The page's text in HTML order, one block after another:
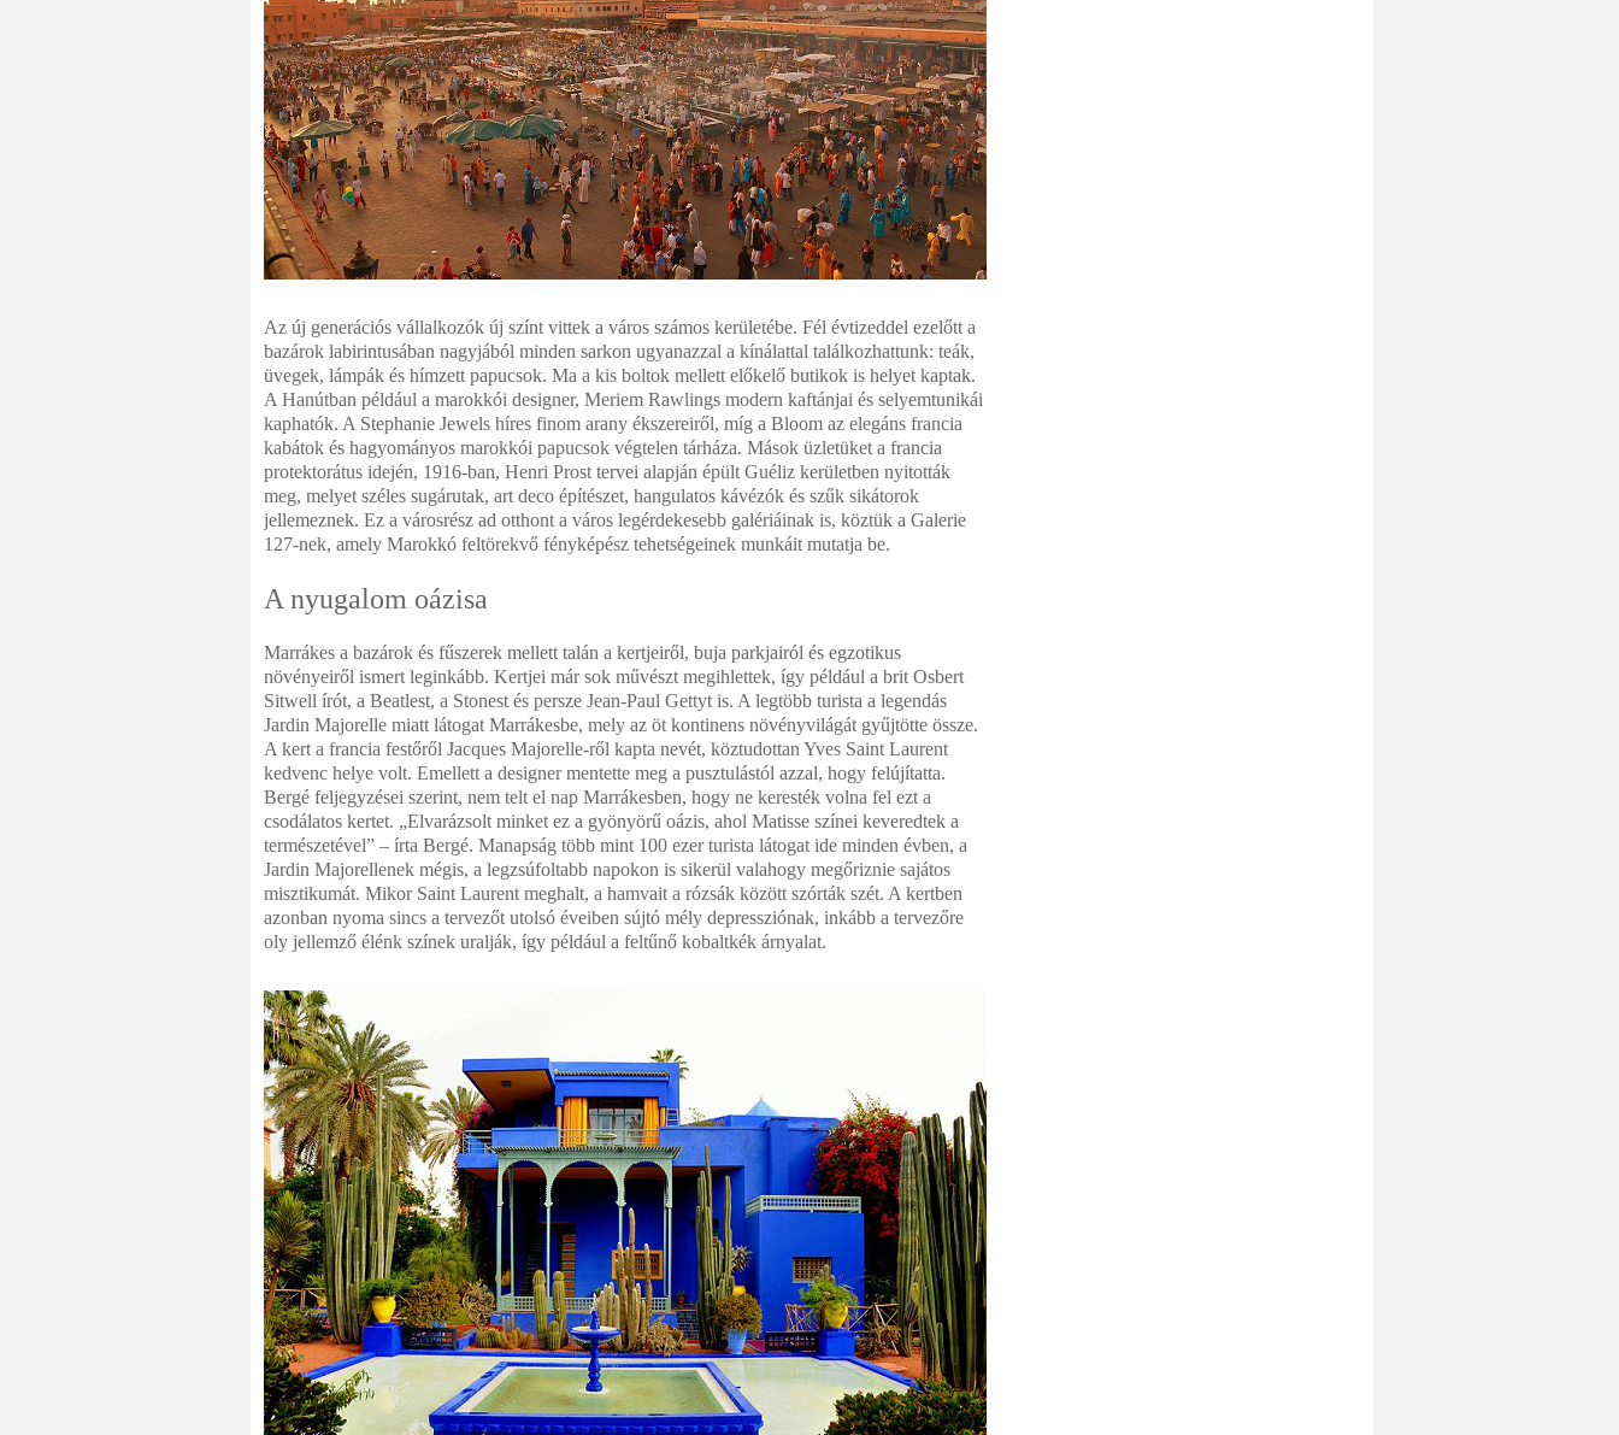
Az új generációs vállalkozók új színt vittek a város számos kerületébe. Fél évtizeddel ezelőtt a
bazárok labirintusában nagyjából minden sarkon ugyanazzal a kínálattal találkozhattunk: teák,
üvegek, lámpák és hímzett papucsok. Ma a kis boltok mellett előkelő butikok is helyet kaptak.
A Hanútban például a marokkói designer, Meriem Rawlings modern kaftánjai és selyemtunikái
kaphatók. A Stephanie Jewels híres finom arany ékszereiről, míg a Bloom az elegáns francia
kabátok és hagyományos marokkói papucsok végtelen tárháza. Mások üzletüket a francia
protektorátus idején, 1916-ban, Henri Prost tervei alapján épült Guéliz kerületben nyitották
meg, melyet széles sugárutak, art deco építészet, hangulatos kávézók és szűk sikátorok
jellemeznek. Ez a városrész ad otthont a város legérdekesebb galériáinak is, köztük a Galerie
127-nek, amely Marokkó feltörekvő fényképész tehetségeinek munkáit mutatja be.
A nyugalom oázisa
Marrákes a bazárok és fűszerek mellett talán a kertjeiről, buja parkjairól és egzotikus
növényeiről ismert leginkább. Kertjei már sok művészt megihlettek, így például a brit Osbert
Sitwell írót, a Beatlest, a Stonest és persze Jean-Paul Gettyt is. A legtöbb turista a legendás
Jardin Majorelle miatt látogat Marrákesbe, mely az öt kontinens növényvilágát gyűjtötte össze.
A kert a francia festőről Jacques Majorelle-ről kapta nevét, köztudottan Yves Saint Laurent
kedvenc helye volt. Emellett a designer mentette meg a pusztulástól azzal, hogy felújítatta.
Bergé feljegyzései szerint, nem telt el nap Marrákesben, hogy ne keresték volna fel ezt a
csodálatos kertet. „Elvarázsolt minket ez a gyönyörű oázis, ahol Matisse színei keveredtek a
természetével” – írta Bergé. Manapság több mint 100 ezer turista látogat ide minden évben, a
Jardin Majorellenek mégis, a legzsúfoltabb napokon is sikerül valahogy megőriznie sajátos
misztikumát. Mikor Saint Laurent meghalt, a hamvait a rózsák között szórták szét. A kertben
azonban nyoma sincs a tervezőt utolsó éveiben sújtó mély depressziónak, inkább a tervezőre
oly jellemző élénk színek uralják, így például a feltűnő kobaltkék árnyalat.